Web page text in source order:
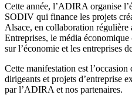
Cette année, l’ADIRA organise
SODIV qui finance les projets
Alsace, en collaboration
Entreprises, le média
sur l’économie et les entreprises
Cette manifestation est l’occasion
dirigeants et projets d’entreprise
par l’ADIRA et nos partenaires.